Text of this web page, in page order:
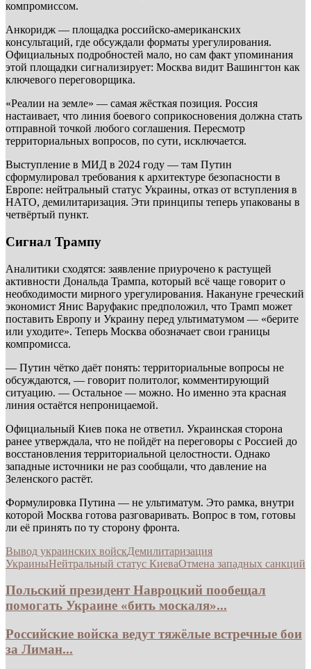
компромиссом.
Анкоридж — площадка российско-американских
консультаций, где обсуждали форматы урегулирования.
Официальных подробностей мало, но сам факт упоминания
этой площадки сигнализирует: Москва видит Вашингтон как
ключевого переговорщика.
«Реалии на земле» — самая жёсткая позиция. Россия
настаивает, что линия боевого соприкосновения должна стать
отправной точкой любого соглашения. Пересмотр
территориальных вопросов, по сути, исключается.
Выступление в МИД в 2024 году — там Путин
сформулировал требования к архитектуре безопасности в
Европе: нейтральный статус Украины, отказ от вступления в
НАТО, демилитаризация. Эти принципы теперь упакованы в
четвёртый пункт.
Сигнал Трампу
Аналитики сходятся: заявление приурочено к растущей
активности Дональда Трампа, который всё чаще говорит о
необходимости мирного урегулирования. Накануне греческий
экономист Янис Варуфакис предположил, что Трамп может
поставить Европу и Украину перед ультиматумом — «берите
или уходите». Теперь Москва обозначает свои границы
компромисса.
— Путин чётко даёт понять: территориальные вопросы не
обсуждаются, — говорит политолог, комментирующий
ситуацию. — Остальное — можно. Но именно эта красная
линия остаётся непроницаемой.
Официальный Киев пока не ответил. Украинская сторона
ранее утверждала, что не пойдёт на переговоры с Россией до
восстановления территориальной целостности. Однако
западные источники не раз сообщали, что давление на
Зеленского растёт.
Формулировка Путина — не ультиматум. Это рамка, внутри
которой Москва готова разговаривать. Вопрос в том, готовы
ли её принять по ту сторону фронта.
Вывод украинских войскДемилитаризация
УкраиныНейтральный статус КиеваОтмена западных санкций
Польский президент Навроцкий пообещал
помогать Украине «бить москаля»...
Российские войска ведут тяжёлые встречные бои
за Лиман...